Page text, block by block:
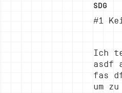
SDG
#1
Ich
asdf
fas
um